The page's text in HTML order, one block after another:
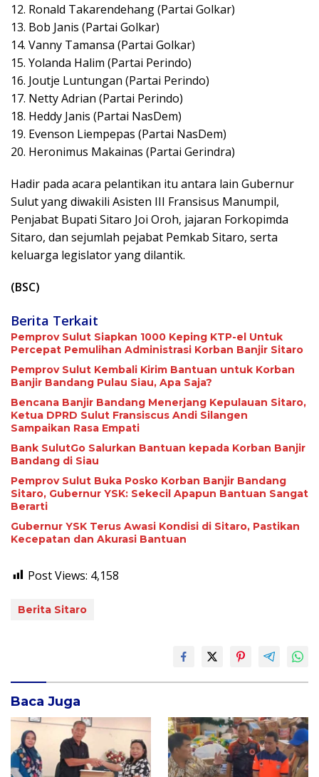
12. Ronald Takarendehang (Partai Golkar)
13. Bob Janis (Partai Golkar)
14. Vanny Tamansa (Partai Golkar)
15. Yolanda Halim (Partai Perindo)
16. Joutje Luntungan (Partai Perindo)
17. Netty Adrian (Partai Perindo)
18. Heddy Janis (Partai NasDem)
19. Evenson Liempepas (Partai NasDem)
20. Heronimus Makainas (Partai Gerindra)
Hadir pada acara pelantikan itu antara lain Gubernur
Sulut yang diwakili Asisten III Fransisus Manumpil,
Penjabat Bupati Sitaro Joi Oroh, jajaran Forkopimda
Sitaro, dan sejumlah pejabat Pemkab Sitaro, serta
keluarga legislator yang dilantik.
(BSC)
Berita Terkait
Pemprov Sulut Siapkan 1000 Keping KTP-el Untuk
Percepat Pemulihan Administrasi Korban Banjir Sitaro
Pemprov Sulut Kembali Kirim Bantuan untuk Korban
Banjir Bandang Pulau Siau, Apa Saja?
Bencana Banjir Bandang Menerjang Kepulauan Sitaro,
Ketua DPRD Sulut Fransiscus Andi Silangen
Sampaikan Rasa Empati
Bank SulutGo Salurkan Bantuan kepada Korban Banjir
Bandang di Siau
Pemprov Sulut Buka Posko Korban Banjir Bandang
Sitaro, Gubernur YSK: Sekecil Apapun Bantuan Sangat
Berarti
Gubernur YSK Terus Awasi Kondisi di Sitaro, Pastikan
Kecepatan dan Akurasi Bantuan
Post Views: 4,158
Berita Sitaro
Baca Juga